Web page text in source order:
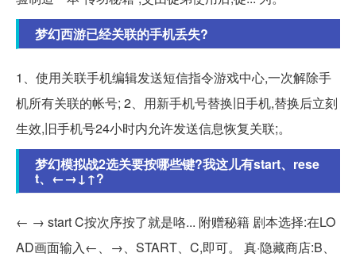
梦幻西游已经关联的手机丢失?
1、使用关联手机编辑发送短信指令游戏中心,一次解除手
机所有关联的帐号; 2、用新手机号替换旧手机,替换后立刻
生效,旧手机号24小时内允许发送信息恢复关联;。
梦幻模拟战2选关要按哪些键?我这儿有start、rese
t、←→↓↑?
← → start C按次序按了就是咯... 附赠秘籍 剧本选择:在LO
AD画面输入←、→、START、C,即可。 真·隐藏商店:B、